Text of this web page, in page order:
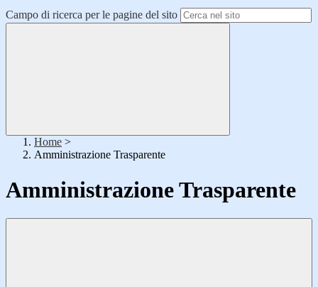
Campo di ricerca per le pagine del sito
Home >
Amministrazione Trasparente
Amministrazione Trasparente